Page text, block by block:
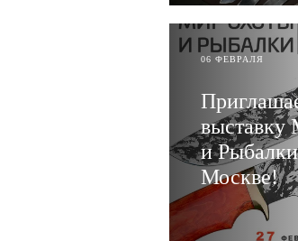
06 ФЕВРАЛЯ
и
Москве!
ЧИТАТЬ